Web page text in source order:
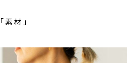
「素材」